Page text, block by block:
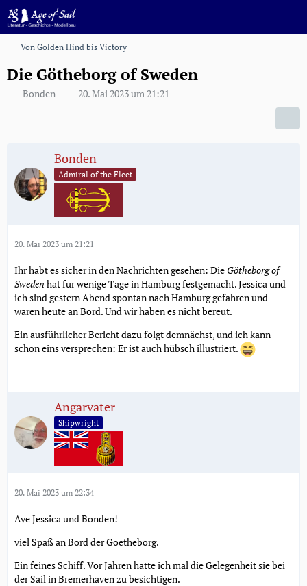
Von Golden Hind bis Victory
Die Götheborg of Sweden
Bonden 20. Mai 2023 um 21:21
Bonden
Admiral of the Fleet
20. Mai 2023 um 21:21
Ihr habt es sicher in den Nachrichten gesehen: Die Götheborg of
Sweden hat für wenige Tage in Hamburg festgemacht. Jessica und
ich sind gestern Abend spontan nach Hamburg gefahren und
waren heute an Bord. Und wir haben es nicht bereut.
Ein ausführlicher Bericht dazu folgt demnächst, und ich kann
schon eins versprechen: Er ist auch hübsch illustriert.
Angarvater
Shipwright
20. Mai 2023 um 22:34
Aye Jessica und Bonden!
viel Spaß an Bord der Goetheborg.
Ein feines Schiff. Vor Jahren hatte ich mal die Gelegenheit sie bei
der Sail in Bremerhaven zu besichtigen.